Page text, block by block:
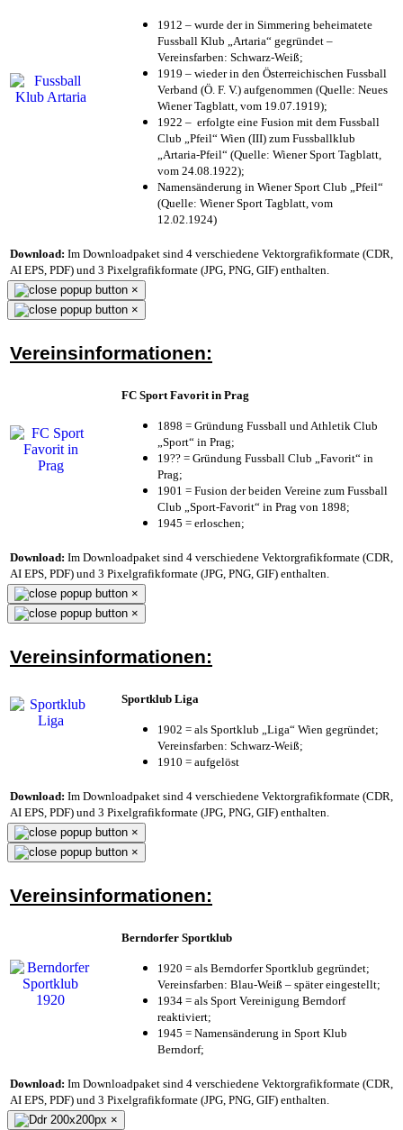
1912 – wurde der in Simmering beheimatete
Fussball Klub „Artaria“ gegründet –
Vereinsfarben: Schwarz-Weiß;
1919 – wieder in den Österreichischen Fussball
Verband (Ö. F. V.) aufgenommen (Quelle: Neues
Wiener Tagblatt, vom 19.07.1919);
1922 – erfolgte eine Fusion mit dem Fussball
Club „Pfeil“ Wien (III) zum Fussballklub
„Artaria-Pfeil“ (Quelle: Wiener Sport Tagblatt,
vom 24.08.1922);
Namensänderung in Wiener Sport Club „Pfeil“
(Quelle: Wiener Sport Tagblatt, vom
12.02.1924)
Download: Im Downloadpaket sind 4 verschiedene Vektorgrafikformate (CDR,
AI EPS, PDF) und 3 Pixelgrafikformate (JPG, PNG, GIF) enthalten.
×
×
Vereinsinformationen:
FC Sport Favorit in Prag
1898 = Gründung Fussball und Athletik Club
„Sport“ in Prag;
19?? = Gründung Fussball Club „Favorit“ in
Prag;
1901 = Fusion der beiden Vereine zum Fussball
Club „Sport-Favorit“ in Prag von 1898;
1945 = erloschen;
Download: Im Downloadpaket sind 4 verschiedene Vektorgrafikformate (CDR,
AI EPS, PDF) und 3 Pixelgrafikformate (JPG, PNG, GIF) enthalten.
×
×
Vereinsinformationen:
Sportklub Liga
1902 = als Sportklub „Liga“ Wien gegründet;
Vereinsfarben: Schwarz-Weiß;
1910 = aufgelöst
Download: Im Downloadpaket sind 4 verschiedene Vektorgrafikformate (CDR,
AI EPS, PDF) und 3 Pixelgrafikformate (JPG, PNG, GIF) enthalten.
×
×
Vereinsinformationen:
Berndorfer Sportklub
1920 = als Berndorfer Sportklub gegründet;
Vereinsfarben: Blau-Weiß – später eingestellt;
1934 = als Sport Vereinigung Berndorf
reaktiviert;
1945 = Namensänderung in Sport Klub
Berndorf;
Download: Im Downloadpaket sind 4 verschiedene Vektorgrafikformate (CDR,
AI EPS, PDF) und 3 Pixelgrafikformate (JPG, PNG, GIF) enthalten.
×